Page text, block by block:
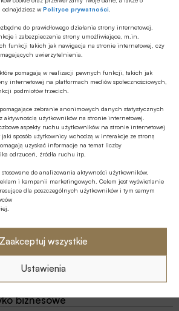
odnajdziesz wPolityce prywatności
do prawidłowego działania strony internetowej,
i zabezpieczenia strony umożliwiające, m.in.
funkcji takich jak nawigacja na stronie internetowej, czy
uwierzytelnienia.
pomagają w realizacji pewnych funkcji, takich jak
internetowej na platformach mediów społecznościowych,
podmiotów trzecich.
zebranie anonimowych danych statystycznych
użytkowników na stronie internetowej.
aspekty ruchu użytkowników na stronie internetowej
sposób użytkownicy wchodzą w interakcje ze stroną
uzyskać informacje na temat liczby
odrzuceń, źródła ruchu itp.
stosowane do analizowania aktywności użytkowników,
i kampanii marketingowych. Celem jest wyświetlanie
dla poszczególnych użytkowników i tym samym
Zaakceptuj wszystkie
Ustawienia
cyfrowej banki muszą wprowadzać
niż kiedyś. W obliczu trendów,
bankowość, muszą świadczyć
usług, aby utrzymać
coraz częściej korzystają z
W związku z tym banki muszą
środowiskami informatycznymi,
nowych projektów w ciągu tygodni, a
FINANSOWEGO
łagodniejsze warunki
dla konsumentów niższe
FINANSOWEGO
rekordową wartość 354,9 mld
upałów nie są wyłącznie
biznesowe